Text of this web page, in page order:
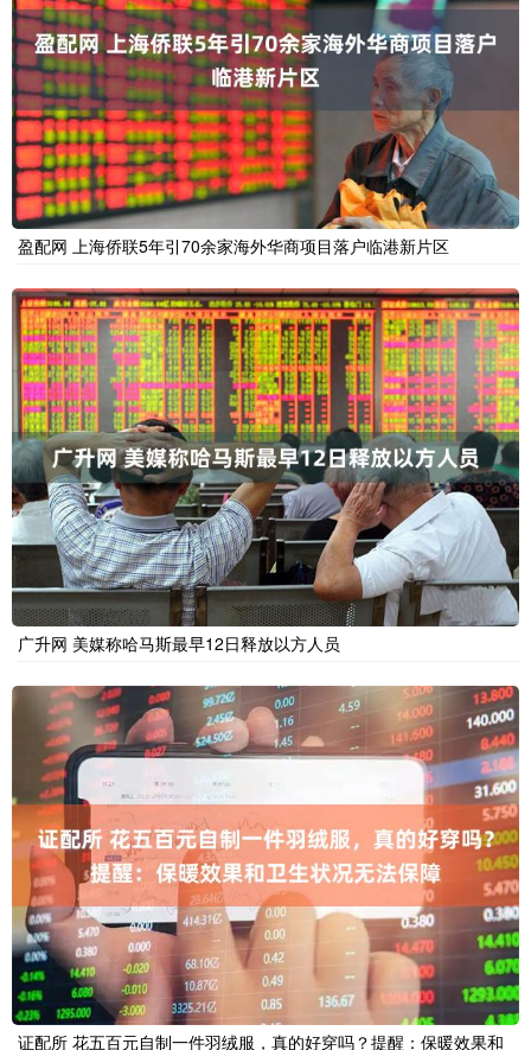
盈配网 上海侨联5年引70余家海外华商项目落户临港新片区
广升网 美媒称哈马斯最早12日释放以方人员
证配所 花五百元自制一件羽绒服，真的好穿吗？提醒：保暖效果和